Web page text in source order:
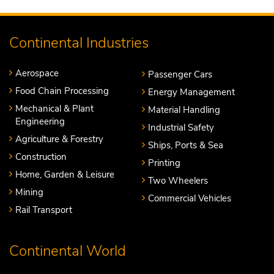
Continental Industries
Aerospace
Food Chain Processing
Mechanical & Plant
Engineering
Agriculture & Forestry
Construction
Home, Garden & Leisure
Mining
Rail Transport
Passenger Cars
Energy Management
Material Handling
Industrial Safety
Ships, Ports & Sea
Printing
Two Wheelers
Commercial Vehicles
Continental World